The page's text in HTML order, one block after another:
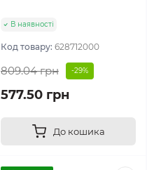
В наявності
Код товару: 628712000
809.04 грн -29%
577.50 грн
До кошика